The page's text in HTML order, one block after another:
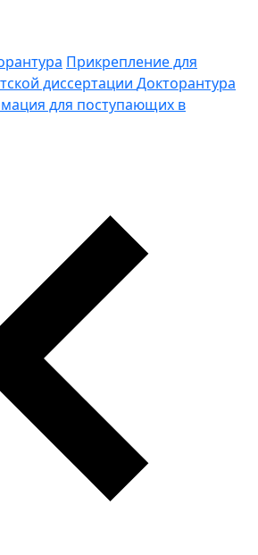
Прикрепление для
диссертации Докторантура
для поступающих в